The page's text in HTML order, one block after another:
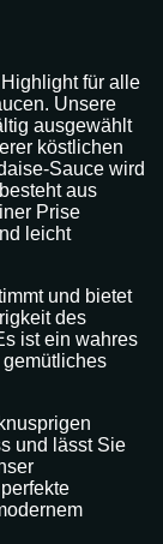
für alle
Unsere
ausgewählt
köstlichen
Sauce wird
aus
Prise
leicht
und bietet
des
ist ein wahres
und lässt Sie